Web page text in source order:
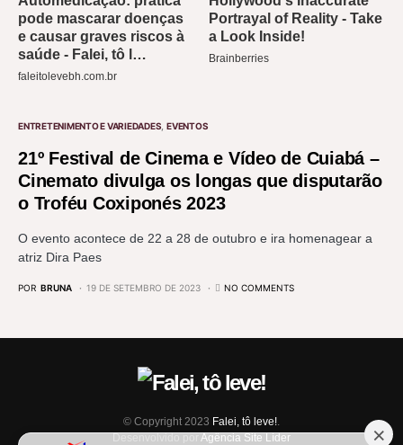
ENTRETENIMENTO E VARIEDADES EVENTOS
21º Festival de Cinema e Vídeo de Cuiabá –
Cinemato divulga os longas que disputarão
o Troféu Coxiponés 2023
O evento acontece de 22 a 28 de outubro e ira homenagear a
atriz Dira Paes
POR BRUNA 19 DE SETEMBRO DE 2023 NO COMMENTS
© Copyright 2023 Falei, tô leve!
Desenvolvido porAgência Site Líder